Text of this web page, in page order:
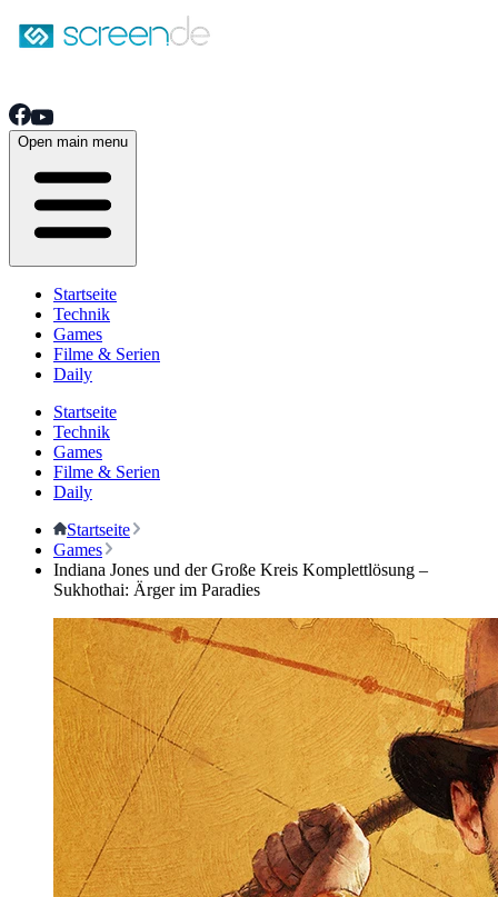
Open main menu
Startseite
Technik
Games
Filme & Serien
Daily
Startseite
Technik
Games
Filme & Serien
Daily
Startseite
Games
Indiana Jones und der Große Kreis Komplettlösung –
Sukhothai: Ärger im Paradies